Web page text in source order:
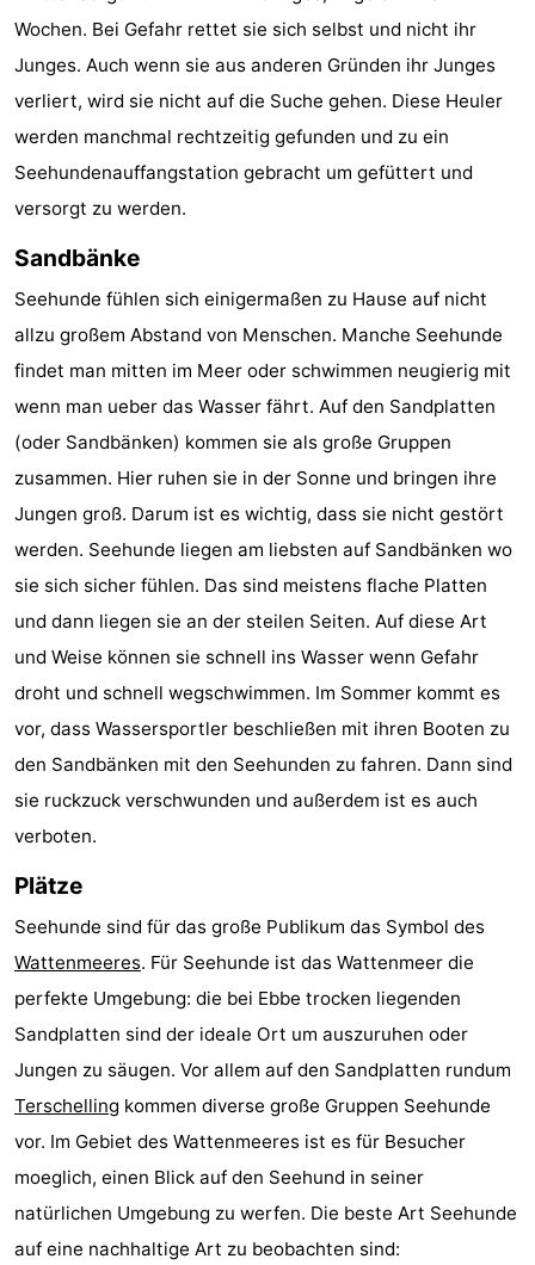
Texel
Wetter
Kontakt
Wochen. Bei Gefahr rettet sie sich selbst und nicht ihr
Junges. Auch wenn sie aus anderen Gründen ihr Junges
verliert, wird sie nicht auf die Suche gehen. Diese Heuler
werden manchmal rechtzeitig gefunden und zu ein
Seehundenauffangstation gebracht um gefüttert und
versorgt zu werden.
Sandbänke
Seehunde fühlen sich einigermaßen zu Hause auf nicht
allzu großem Abstand von Menschen. Manche Seehunde
findet man mitten im Meer oder schwimmen neugierig mit
wenn man ueber das Wasser fährt. Auf den Sandplatten
(oder Sandbänken) kommen sie als große Gruppen
zusammen. Hier ruhen sie in der Sonne und bringen ihre
Jungen groß. Darum ist es wichtig, dass sie nicht gestört
werden. Seehunde liegen am liebsten auf Sandbänken wo
sie sich sicher fühlen. Das sind meistens flache Platten
und dann liegen sie an der steilen Seiten. Auf diese Art
und Weise können sie schnell ins Wasser wenn Gefahr
droht und schnell wegschwimmen. Im Sommer kommt es
vor, dass Wassersportler beschließen mit ihren Booten zu
den Sandbänken mit den Seehunden zu fahren. Dann sind
sie ruckzuck verschwunden und außerdem ist es auch
verboten.
Plätze
Seehunde sind für das große Publikum das Symbol des
Wattenmeeres. Für Seehunde ist das Wattenmeer die
perfekte Umgebung: die bei Ebbe trocken liegenden
Sandplatten sind der ideale Ort um auszuruhen oder
Jungen zu säugen. Vor allem auf den Sandplatten rundum
Terschelling kommen diverse große Gruppen Seehunde
vor. Im Gebiet des Wattenmeeres ist es für Besucher
moeglich, einen Blick auf den Seehund in seiner
natürlichen Umgebung zu werfen. Die beste Art Seehunde
auf eine nachhaltige Art zu beobachten sind: